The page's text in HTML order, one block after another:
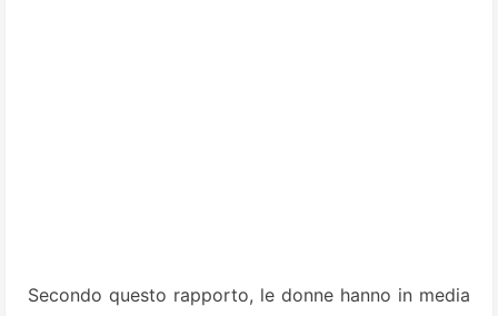
Secondo questo rapporto, le donne hanno in media